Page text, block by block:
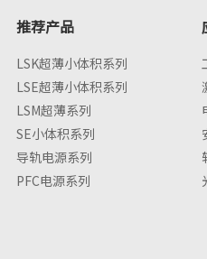
推荐产品
LSK超薄小体积系列
LSE超薄小体积系列
LSM超薄系列
SE小体积系列
导轨电源系列
PFC电源系列